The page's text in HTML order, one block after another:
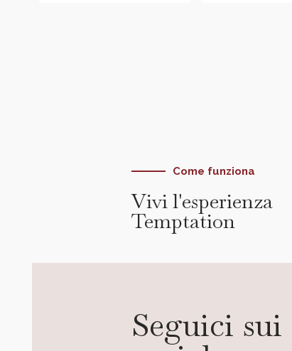
Come funziona
Vivi l'esperienza
Temptation
Seguici sui